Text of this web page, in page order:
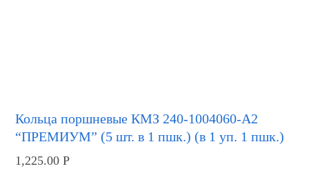
Кольца поршневые КМЗ 240-1004060-А2
“ПРЕМИУМ” (5 шт. в 1 пшк.) (в 1 уп. 1 пшк.)
1,225.00Р